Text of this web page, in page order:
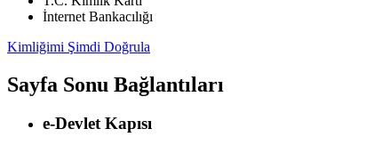
İnternet Bankacılığı
Kimliğimi Şimdi Doğrula
Sayfa Sonu Bağlantıları
e-Devlet Kapısı